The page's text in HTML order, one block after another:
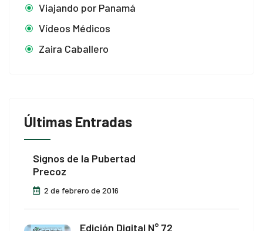
Viajando por Panamá
Vídeos Médicos
Zaira Caballero
Últimas Entradas
Signos de la Pubertad
Precoz
2 de febrero de 2016
Edición Digital N° 72